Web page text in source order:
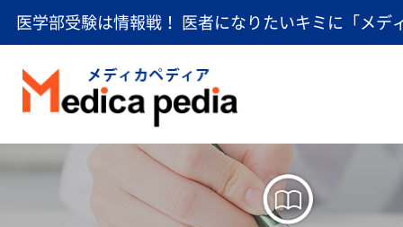
医学部受験は情報戦！ 医者になりたいキミに「メデ